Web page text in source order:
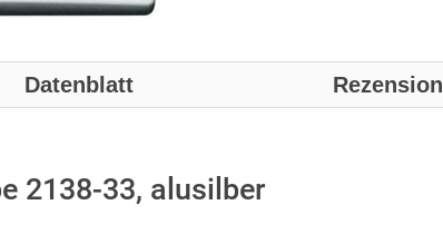
Datenblatt
2138-33, alusilber